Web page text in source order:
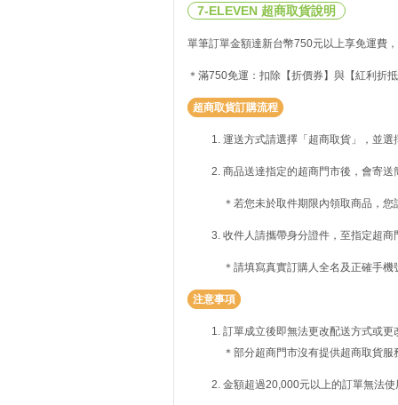
7-ELEVEN 超商取貨說明
單筆訂單金額達新台幣750元以上享免運費
＊滿750免運：扣除【折價券】與【紅利折
超商取貨訂購流程
運送方式請選擇「超商取貨」，並
商品送達指定的超商門市後，會寄
＊若您未於取件期限內領取商品，
收件人請攜帶身分證件，至指定超
＊請填寫真實訂購人全名及正確手
注意事項
訂單成立後即無法更改配送方式或
＊部分超商門市沒有提供超商取貨
金額超過20,000元以上的訂單無法